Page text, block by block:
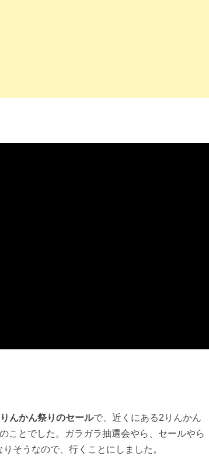
んかん祭りのセールで、近くにある2りんかん
ことでした。ガラガラ抽選会やら、セールやら
そうなので、行くことにしました。